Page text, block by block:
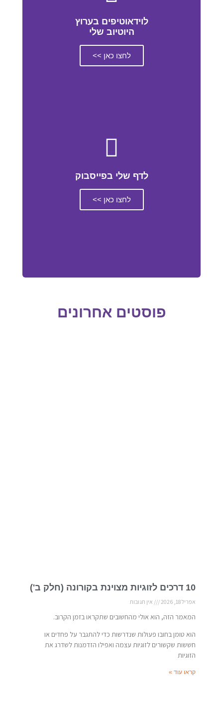
לוידאוטיפים בערוץ
היוטיוב שלי
לחצו כאן >>
לדף שלי בפייסבוק
לחצו כאן >>
פוסטים אחרונים
10 דרכים לזוגיות מצוינת בקורונה (חלק ב')
אפריל 18, 2026 אין תגובות
המאמר הזה, הוא אולי מהחשובים שתקראו בזמן הקרוב.
הוא טומן בחובו פעולות שנדרשות כדי להתגבר על פחדים או
חששות שקשורים לזוגיות עצמה ואפילו הזדמנות לשדרג את
הזוגיות
קראו עוד »